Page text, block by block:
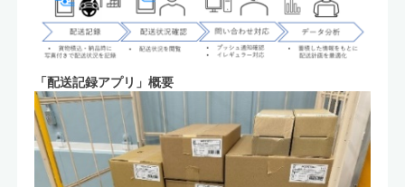
「配送記録アプリ」概要